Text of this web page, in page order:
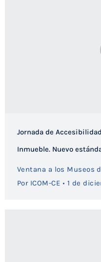
Jornada de
Inmueble. Nuevo
Ventana a los Museos
Por ICOM-CE 1 de